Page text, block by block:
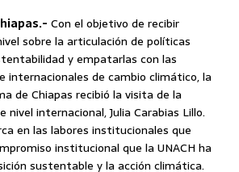
Con el objetivo de recibir
sobre la articulación de políticas
y empatarlas con las
internacionales de cambio climático, la
de Chiapas recibió la visita de la
nivel internacional, Julia Carabias Lillo.
en las labores institucionales que
institucional que la UNACH ha
sustentable y la acción climática.